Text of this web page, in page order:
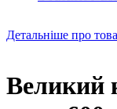
Детальніше про
Великий